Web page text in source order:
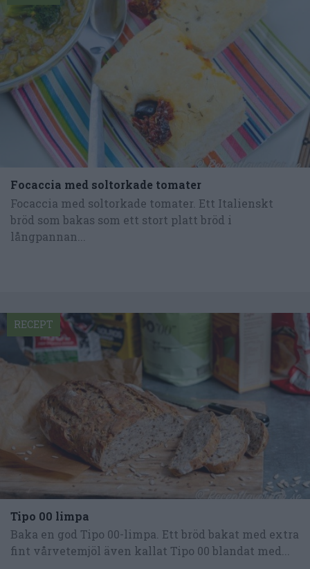
Focaccia med soltorkade tomater
Focaccia med soltorkade tomater. Ett Italienskt
bröd som bakas som ett stort platt bröd i
långpannan...
Tipo 00 limpa
Baka en god Tipo 00-limpa. Ett bröd bakat med extra
fint vårvetemjöl även kallat Tipo 00 blandat med...
RECEPT